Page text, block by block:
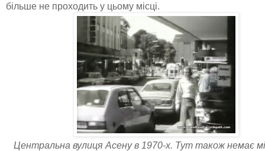
більше не проходить у цьому місці.
Центральна вулиця Асену в 1970-х. Тут також немає